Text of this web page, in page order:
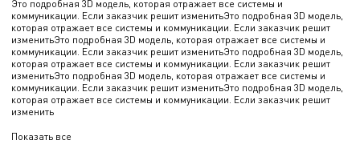
Это подробная 3D модель, которая отражает все системы и
коммуникации. Если заказчик решит изменитьЭто подробная 3D модель,
которая отражает все системы и коммуникации. Если заказчик решит
изменитьЭто подробная 3D модель, которая отражает все системы и
коммуникации. Если заказчик решит изменитьЭто подробная 3D модель,
которая отражает все системы и коммуникации. Если заказчик решит
изменитьЭто подробная 3D модель, которая отражает все системы и
коммуникации. Если заказчик решит изменитьЭто подробная 3D модель,
которая отражает все системы и коммуникации. Если заказчик решит
изменить
Показать все